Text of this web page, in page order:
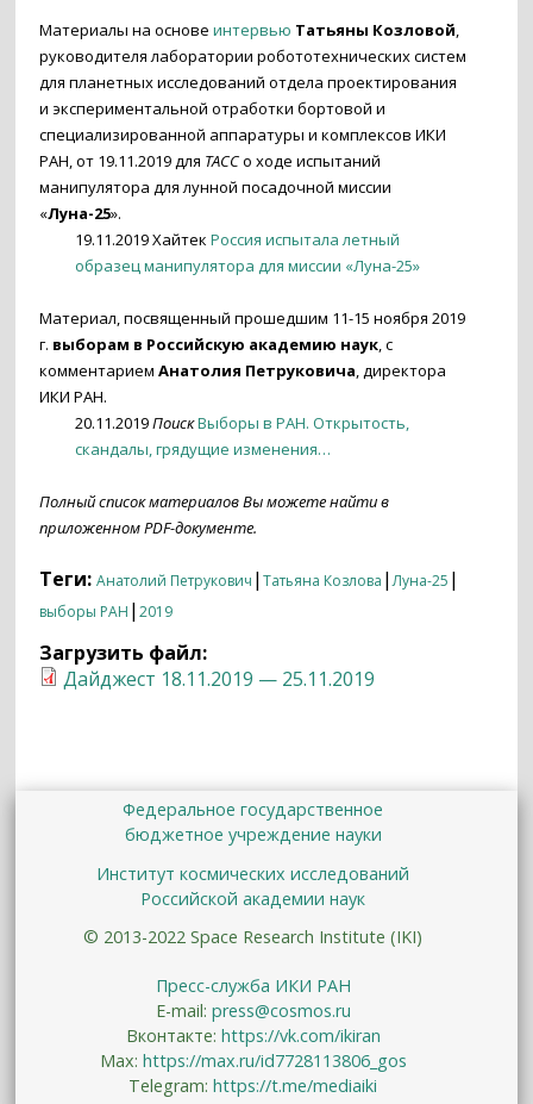
Материалы на основеинтервью Татьяны Козловой,
руководителя лаборатории робототехнических систем
для планетных исследований отдела проектирования
и экспериментальной отработки бортовой и
специализированной аппаратуры и комплексов ИКИ
РАН, от 19.11.2019 для ТАССо ходе испытаний
манипулятора для лунной посадочной миссии
«Луна-25».
19.11.2019 ХайтекРоссия испытала летный
образец манипулятора для миссии «Луна-25»
Материал, посвященный прошедшим 11-15 ноября 2019
г. выборам в Российскую академию наук, с
комментариемАнатолия Петруковича, директора
ИКИ РАН.
20.11.2019ПоискВыборы в РАН. Открытость,
скандалы, грядущие изменения…
Полный список материалов Вы можете найти в
приложенном PDF-документе.
Теги:Анатолий Петрукович |Татьяна Козлова |Луна-25 |
выборы РАН |2019
Загрузить файл:
Дайджест 18.11.2019 — 25.11.2019
Федеральное государственное
бюджетное учреждение науки
Институт космических исследований
Российской академии наук
© 2013-2022 Space Research Institute (IKI)
Пресс-служба ИКИ РАН
E-mail: press@cosmos.ru
Вконтакте: https://vk.com/ikiran
Max: https://max.ru/id7728113806_gos
Telegram:https://t.me/mediaiki